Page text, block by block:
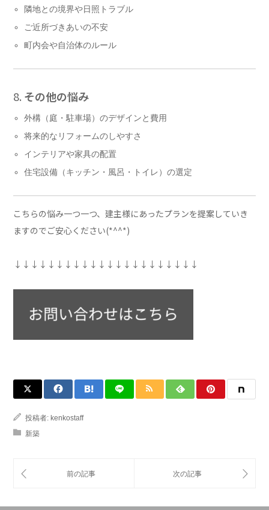
隣地との境界や日照トラブル
ご近所づきあいの不安
町内会や自治体のルール
8. その他の悩み
外構（庭・駐車場）のデザインと費用
将来的なリフォームのしやすさ
インテリアや家具の配置
住宅設備（キッチン・風呂・トイレ）の選定
こちらの悩み一つ一つ、建主様にあったプランを提案していき
ますのでご安心ください(*^^*)
↓↓↓↓↓↓↓↓↓↓↓↓↓↓↓↓↓↓↓↓↓↓
投稿者: kenkostaff
新築